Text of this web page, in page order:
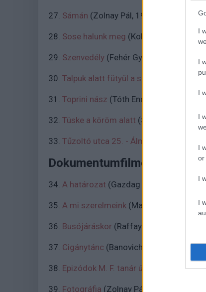
I
I
I
I
I
or
I
I
27. Sámán (Zolnay Pál, 1977)
28. Sose halunk meg (Koltai Róbert,
29. Szenvedély (Fehér György, 1998)
30. Talpuk alatt fütyül a szél (Szomjas
31. Toprini nász (Tóth Endre, 1939)
32. Tüske a köröm alatt (Sára Sándor,
33. Tűzoltó utca 25. - Álmok a házról
Dokumentumfilmek:
34. A határozat (Gazdag Gyula, Ember
35. A mi szerelmeink (Magyar József,
36. Busójáráskor (Raffay Anna, Lestár
37. Cigánytánc (Banovich Tamás, 1955)
38. Epizódok M. F. tanár úr életéből
39. Fotográfia (Zolnay Pál, 1971, rövidfilm)